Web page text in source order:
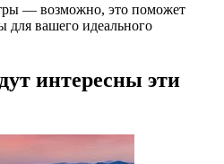
— возможно, это поможет
для вашего идеального
интересны эти